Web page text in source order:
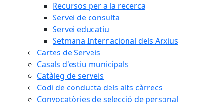
Recursos per a la recerca
Servei de consulta
Servei educatiu
Setmana Internacional dels Arxius
Cartes de Serveis
Casals d'estiu municipals
Catàleg de serveis
Codi de conducta dels alts càrrecs
Convocatòries de selecció de personal